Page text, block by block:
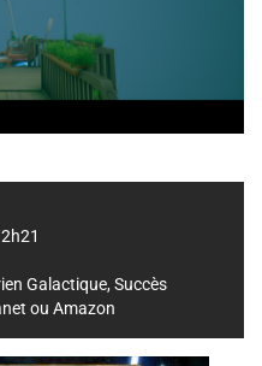
Galactique, Succès
ou Amazon